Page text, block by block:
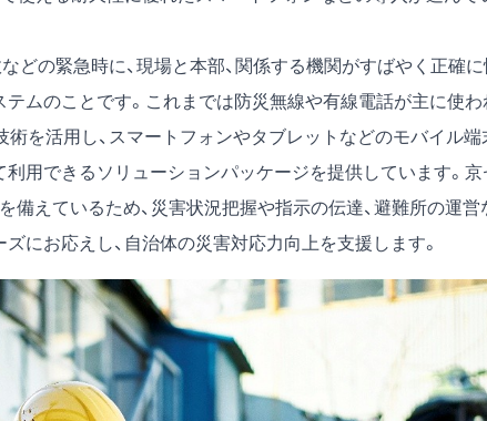
どの緊急時に、現場と本部、関係する機関がすばやく正確
ムのことです。これまでは防災無線や有線電話が主に使わ
術を活用し、スマートフォンやタブレットなどのモバイル端
用できるソリューションパッケージを提供しています。京
備えているため、災害状況把握や指示の伝達、避難所の運営
にお応えし、自治体の災害対応力向上を支援します。